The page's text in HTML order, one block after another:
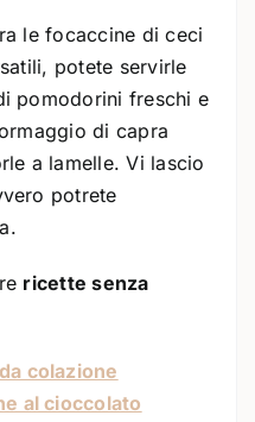
le focaccine di ceci
potete servirle
pomodorini freschi e
di capra
a lamelle. Vi lascio
potrete
ricette senza
colazione
al cioccolato